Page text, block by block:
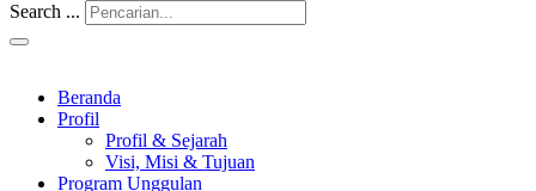
Search ...
Beranda
Profil
Profil & Sejarah
Visi, Misi & Tujuan
Program Unggulan